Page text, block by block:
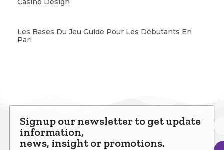
Casino Design
Les Bases Du Jeu Guide Pour Les Débutants En
Pari
Signup our newsletter to get update
information,
news, insight or promotions.